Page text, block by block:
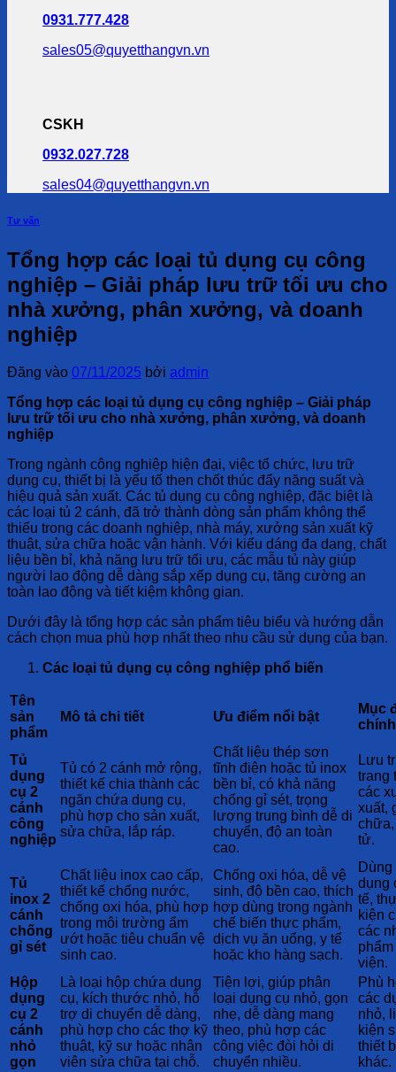
0931.777.428
sales05@quyetthangvn.vn
CSKH
0932.027.728
sales04@quyetthangvn.vn
Tư vấn
Tổng hợp các loại tủ dụng cụ công
nghiệp – Giải pháp lưu trữ tối ưu cho
nhà xưởng, phân xưởng, và doanh
nghiệp
Đăng vào 07/11/2025 bởi admin
Tổng hợp các loại tủ dụng cụ công nghiệp – Giải pháp
lưu trữ tối ưu cho nhà xưởng, phân xưởng, và doanh
nghiệp
Trong ngành công nghiệp hiện đại, việc tổ chức, lưu trữ
dụng cụ, thiết bị là yếu tố then chốt thúc đẩy năng suất và
hiệu quả sản xuất. Các tủ dụng cụ công nghiệp, đặc biệt là
các loại tủ 2 cánh, đã trở thành dòng sản phẩm không thể
thiếu trong các doanh nghiệp, nhà máy, xưởng sản xuất kỹ
thuật, sửa chữa hoặc vận hành. Với kiểu dáng đa dạng, chất
liệu bền bỉ, khả năng lưu trữ tối ưu, các mẫu tủ này giúp
người lao động dễ dàng sắp xếp dụng cụ, tăng cường an
toàn lao động và tiết kiệm không gian.
Dưới đây là tổng hợp các sản phẩm tiêu biểu và hướng dẫn
cách chọn mua phù hợp nhất theo nhu cầu sử dụng của bạn.
Các loại tủ dụng cụ công nghiệp phổ biến
Tên
sản
phẩm
Mô tả chi tiết Ưu điểm nổi bật
Mục
chính
Tủ
dụng
cụ 2
cánh
công
nghiệp
Tủ có 2 cánh mở rộng,
thiết kế chia thành các
ngăn chứa dụng cụ,
phù hợp cho sản xuất,
sửa chữa, lắp ráp.
Chất liệu thép sơn
tĩnh điện hoặc tủ inox
bền bỉ, có khả năng
chống gỉ sét, trọng
lượng trung bình dễ di
chuyển, độ an toàn
cao.
Lưu
trang
các
xuất,
tử.
Tủ
inox 2
cánh
chống
gỉ sét
Chất liệu inox cao cấp,
thiết kế chống nước,
chống oxi hóa, phù hợp
trong môi trường ẩm
ướt hoặc tiêu chuẩn vệ
sinh cao.
Chống oxi hóa, dễ vệ
sinh, độ bền cao, thích
hợp dùng trong ngành
chế biến thực phẩm,
dịch vụ ăn uống, y tế
hoặc kho hàng sạch.
dụng
tế,
kiện
các
viện.
Hộp
dụng
cụ 2
cánh
nhỏ
gọn
Là loại hộp chứa dụng
cụ, kích thước nhỏ, hỗ
trợ di chuyển dễ dàng,
phù hợp cho các thợ kỹ
thuật, kỹ sư hoặc nhân
viên sửa chữa tại chỗ.
Tiện lợi, giúp phân
loại dụng cụ nhỏ, gọn
nhẹ, dễ dàng mang
theo, phù hợp các
công việc đòi hỏi di
chuyển nhiều.
Phù
các
nhỏ,
kiện
thiết
khác.